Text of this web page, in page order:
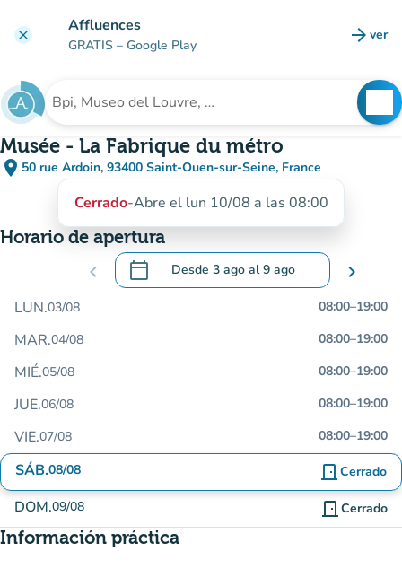
clear Affluences
GRATIS – Google Play arrow_forward ver
Buscar un establecimiento
Musée - La Fabrique du métro
place 50 rue Ardoin, 93400 Saint-Ouen-sur-Seine, France
(abrir en Google Maps)
(nueva pestaña)
Cerrado-Abre el lun 10/08 a las 08:00
Horario de apertura
chevron_left calendar_today Desde 3 ago al9 ago
.Abra el calendario para cambiar las
chevron_right
LUN.03/08 08:00–19:00
MAR.04/08 08:00–19:00
MIÉ.05/08 08:00–19:00
JUE.06/08 08:00–19:00
VIE.07/08 08:00–19:00
SÁB.08/08 door_front Cerrado
DOM.09/08 door_front Cerrado
Información práctica